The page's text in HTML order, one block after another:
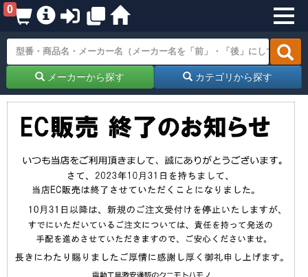
0
メーカーから探す カテゴリから探す